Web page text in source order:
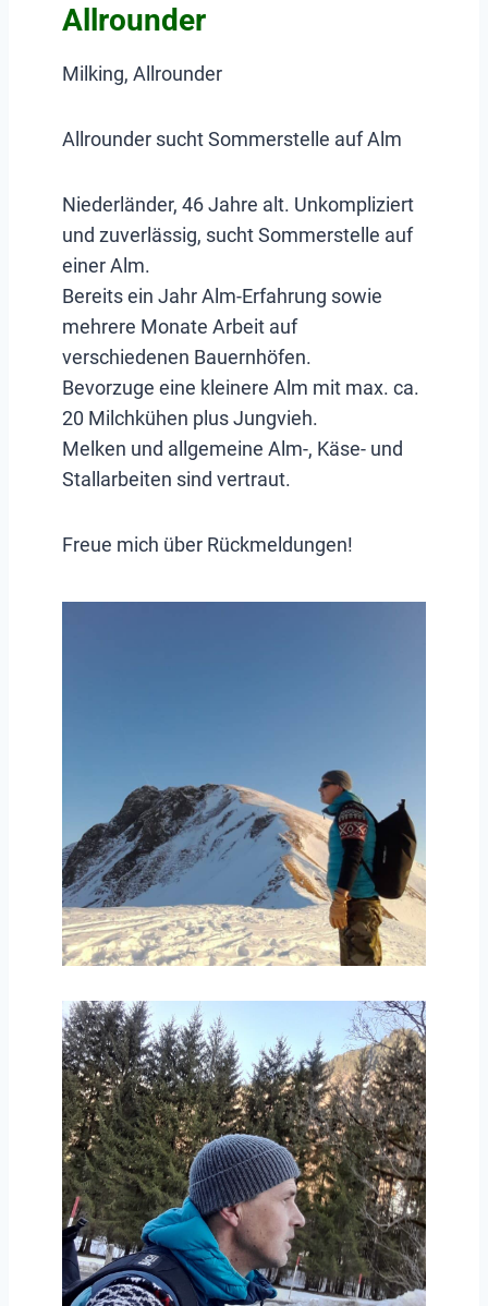
Allrounder
Milking, Allrounder
Allrounder sucht Sommerstelle auf Alm
Niederländer, 46 Jahre alt. Unkompliziert
und zuverlässig, sucht Sommerstelle auf
einer Alm.
Bereits ein Jahr Alm-Erfahrung sowie
mehrere Monate Arbeit auf
verschiedenen Bauernhöfen.
Bevorzuge eine kleinere Alm mit max. ca.
20 Milchkühen plus Jungvieh.
Melken und allgemeine Alm-, Käse- und
Stallarbeiten sind vertraut.
Freue mich über Rückmeldungen!